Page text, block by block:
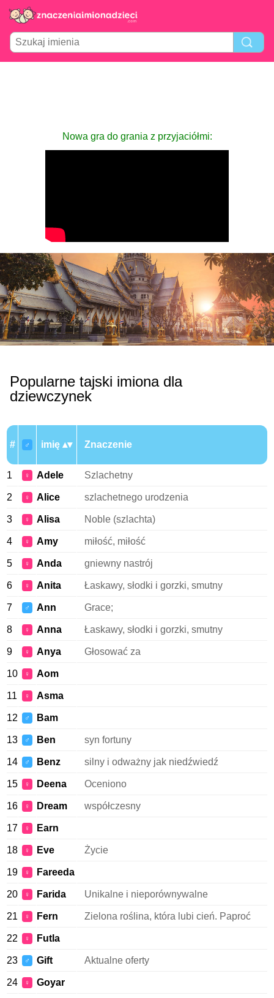
Nowa gra do grania z przyjaciółmi:
Popularne tajski imiona dla
dziewczynek
# ♂ imię Znaczenie
1 ♀ Adele Szlachetny
2 ♀ Alice szlachetnego urodzenia
3 ♀ Alisa Noble (szlachta)
4 ♀ Amy miłość, miłość
5 ♀ Anda gniewny nastrój
6 ♀ Anita Łaskawy, słodki i gorzki, smutny
7 ♂ Ann Grace;
8 ♀ Anna Łaskawy, słodki i gorzki, smutny
9 ♀ Anya Głosować za
10 ♀ Aom
11 ♀ Asma
12 ♂ Bam
13 ♂ Ben syn fortuny
14 ♂ Benz silny i odważny jak niedźwiedź
15 ♀ Deena Oceniono
16 ♀ Dream współczesny
17 ♀ Earn
18 ♀ Eve Życie
19 ♀ Fareeda
20 ♀ Farida Unikalne i nieporównywalne
21 ♀ Fern Zielona roślina, która lubi cień. Paproć
22 ♀ Futla
23 ♂ Gift Aktualne oferty
24 ♀ Goyar